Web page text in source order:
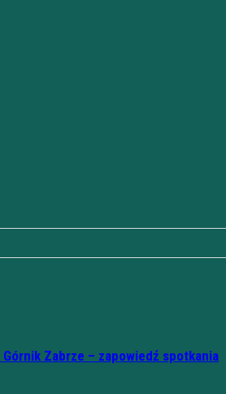
Górnik Zabrze – zapowiedź spotkania